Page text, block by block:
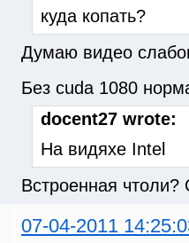
куда копать?
Думаю видео
Без cuda 1080
docent27 wrote:
На видяхе Intel
Встроенная чтоли?
07-04-2011